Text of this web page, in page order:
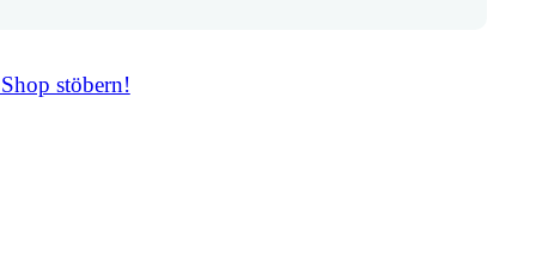
stöbern!